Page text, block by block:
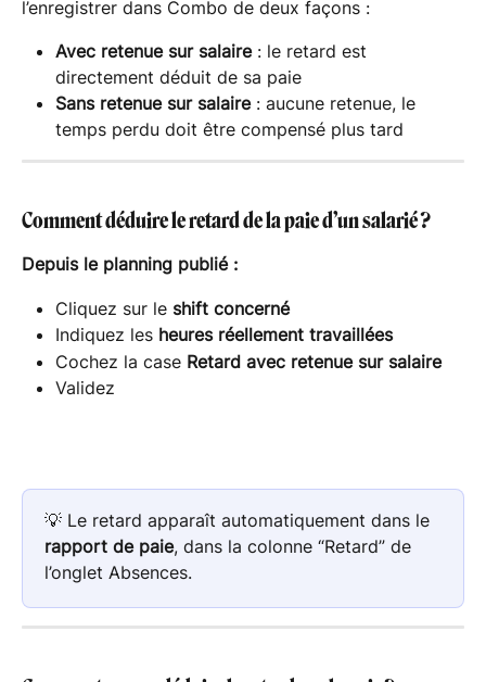
l’enregistrer dans Combo de deux façons :
Avec retenue sur salaire : le retard est
directement déduit de sa paie
Sans retenue sur salaire : aucune retenue, le
temps perdu doit être compensé plus tard
Comment déduire le retard de la paie d’un salarié ?
Depuis le planning publié :
Cliquez sur le shift concerné
Indiquez les heures réellement travaillées
Cochez la case Retard avec retenue sur salaire
Validez
💡 Le retard apparaît automatiquement dans le
rapport de paie, dans la colonne “Retard” de
l’onglet Absences.